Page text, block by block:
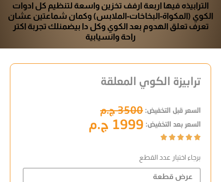
الترابيذه فيها اربعة ارفف تخزين واسعة لتنظيم كل ادوات
الكوي (المكواة-البخاخات-الملابس) وكمان شماعتين عشان
تعرف تعلق الهدوم بعد الكوي وكل دا بيضمنلك تجربة اكتر
راحة وانسيابية
ترابيزة الكوي المعلقة
السعر قبل التخفيض: 3500 ج.م
السعر بعد التخفيض: 1999 ج.م





برجاء اختيار عدد القطع
عرض قطعة